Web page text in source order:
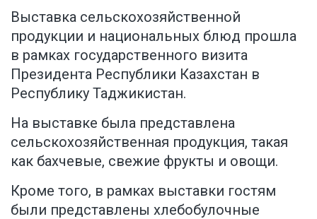
Выставка сельскохозяйственной
продукции и национальных блюд прошла
в рамках государственного визита
Президента Республики Казахстан в
Республику Таджикистан.
На выставке была представлена
сельскохозяйственная продукция, такая
как бахчевые, свежие фрукты и овощи.
Кроме того, в рамках выставки гостям
были представлены хлебобулочные